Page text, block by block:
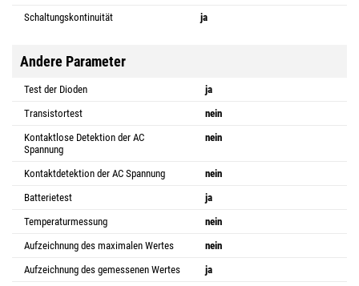
Schaltungskontinuität
ja
Andere Parameter
Test der Dioden
ja
Transistortest
nein
Kontaktlose Detektion der AC
Spannung
nein
Kontaktdetektion der AC Spannung
nein
Batterietest
ja
Temperaturmessung
nein
Aufzeichnung des maximalen Wertes
nein
Aufzeichnung des gemessenen Wertes
ja